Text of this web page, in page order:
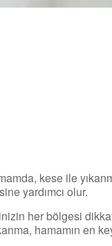
kese ile
yardımcı olur.
her bölgesi
hamamın